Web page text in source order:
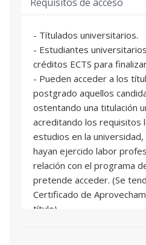
- Títulados universitarios.
- Estudiantes
créditos ECTS para
- Pueden acceder a los
postgrado aquellos
ostentando una titulación
acreditando los requisitos
estudios en la
hayan ejercido labor
relación con el programa
pretende acceder. (Se
Certificado de
título)